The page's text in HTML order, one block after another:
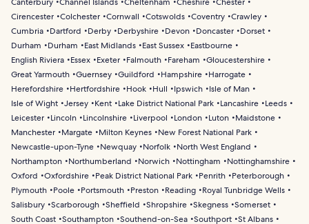
Cirencester Colchester Cornwall Cotswolds Coventry Crawley
Cumbria
Dartford Derby Derbyshire Devon Doncaster
Dorset
Durham
Durham East Midlands East Sussex
Eastbourne
English Riviera
Essex Exeter Falmouth Fareham
Gloucestershire
Great Yarmouth Guernsey Guildford Hampshire
Harrogate
Herefordshire
Hertfordshire Hook Hull Ipswich
Isle of Man
Isle of Wight Jersey Kent Lake District National Park Lancashire
Leeds
Leicester
Lincoln Lincolnshire Liverpool London Luton
Maidstone
Manchester
Margate Milton Keynes
New Forest National Park
Newcastle-upon-Tyne
Newquay Norfolk
North West England
Northampton
Northumberland Norwich Nottingham
Nottinghamshire
Oxford
Oxfordshire Peak District National Park Penrith
Peterborough
Plymouth
Poole Portsmouth Preston Reading
Royal Tunbridge Wells
Salisbury Scarborough Sheffield Shropshire Skegness Somerset
South Coast Southampton Southend-on-Sea Southport St Albans